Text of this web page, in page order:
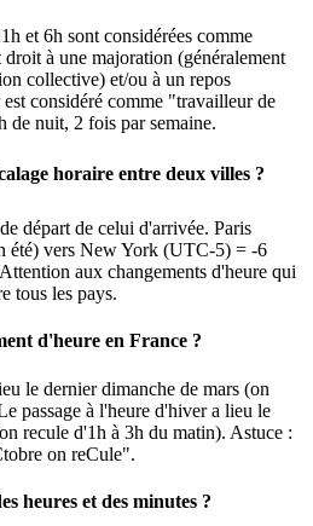
et 6h sont considérées comme
à une majoration (généralement
collective) et/ou à un repos
considéré comme "travailleur de
de nuit, 2 fois par semaine.
horaire entre deux villes ?
départ de celui d'arrivée. Paris
été) vers New York (UTC-5) = -6
aux changements d'heure qui
tous les pays.
d'heure en France ?
le dernier dimanche de mars (on
passage à l'heure d'hiver a lieu le
recule d'1h à 3h du matin). Astuce :
on reCule".
heures et des minutes ?